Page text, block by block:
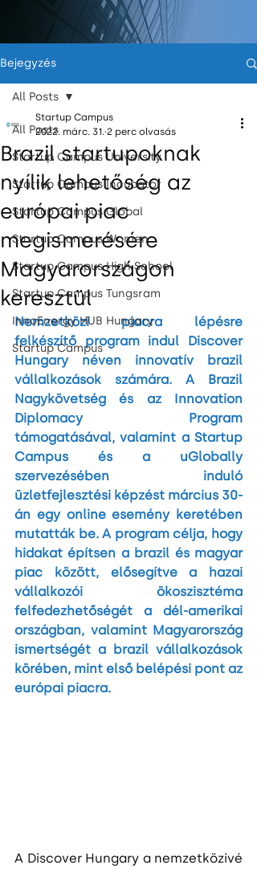
Bejegyzés
All Posts
Startup Campus University
Startup Campus Incubator
Startup Campus Global
Startup Campus Women
Startup Campus High School
Startup Campus Tungsram
InnoEnergy HUB Hungary
Startup Campus
All Posts
Brazil startupoknak
nyílik lehetőség az
európai piac
megismerésére
Magyarországon
keresztül
Startup Campus
2022. márc. 31. 2 perc olvasás
Nemzetközi piacra lépésre
felkészítő program indul Discover
Hungary néven innovatív brazil
vállalkozások számára. A Brazil
Nagykövetség és az Innovation
Diplomacy Program
támogatásával, valamint a Startup
Campus és a uGlobally
szervezésében induló
üzletfejlesztési képzést március 30-
án egy online esemény keretében
mutatták be. A program célja, hogy
hidakat építsen a brazil és magyar
piac között, elősegítve a hazai
vállalkozói ökoszisztéma
felfedezhetőségét a dél-amerikai
országban, valamint Magyarország
ismertségét a brazil vállalkozások
körében, mint első belépési pont az
európai piacra.
A Discover Hungary a nemzetközivé